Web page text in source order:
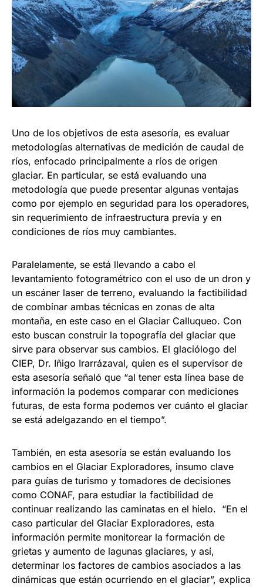
Uno de los objetivos de esta asesoría, es evaluar
metodologías alternativas de medición de caudal de
ríos, enfocado principalmente a ríos de origen
glaciar. En particular, se está evaluando una
metodología que puede presentar algunas ventajas
como por ejemplo en seguridad para los operadores,
sin requerimiento de infraestructura previa y en
condiciones de ríos muy cambiantes.
Paralelamente, se está llevando a cabo el
levantamiento fotogramétrico con el uso de un dron y
un escáner laser de terreno, evaluando la factibilidad
de combinar ambas técnicas en zonas de alta
montaña, en este caso en el Glaciar Calluqueo. Con
esto buscan construir la topografía del glaciar que
sirve para observar sus cambios. El glaciólogo del
CIEP, Dr. Iñigo Irarrázaval, quien es el supervisor de
esta asesoría señaló que “al tener esta línea base de
información la podemos comparar con mediciones
futuras, de esta forma podemos ver cuánto el glaciar
se está adelgazando en el tiempo”.
También, en esta asesoría se están evaluando los
cambios en el Glaciar Exploradores, insumo clave
para guías de turismo y tomadores de decisiones
como CONAF, para estudiar la factibilidad de
continuar realizando las caminatas en el hielo. “En el
caso particular del Glaciar Exploradores, esta
información permite monitorear la formación de
grietas y aumento de lagunas glaciares, y así,
determinar los factores de cambios asociados a las
dinámicas que están ocurriendo en el glaciar”, explica